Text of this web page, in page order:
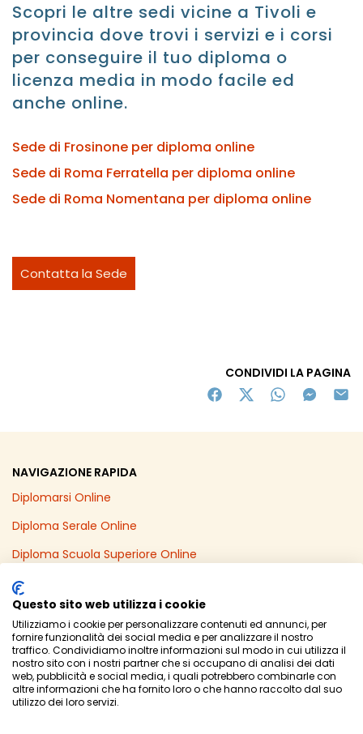
Scopri le altre sedi vicine a Tivoli e
provincia dove trovi i servizi e i corsi
per conseguire il tuo diploma o
licenza media in modo facile ed
anche online.
Sede di Frosinone per diploma online
Sede di Roma Ferratella per diploma online
Sede di Roma Nomentana per diploma online
Contatta la Sede
CONDIVIDI LA PAGINA
NAVIGAZIONE RAPIDA
Diplomarsi Online
Diploma Serale Online
Diploma Scuola Superiore Online
Recupero Anni Scolastici Online
Diploma Online in un Anno
Licenza Media Online
© Powered byArea MediaWeb
Questo sito web utilizza i cookie
Utilizziamo i cookie per personalizzare contenuti ed annunci, per
fornire funzionalità dei social media e per analizzare il nostro
traffico. Condividiamo inoltre informazioni sul modo in cui utilizza il
nostro sito con i nostri partner che si occupano di analisi dei dati
web, pubblicità e social media, i quali potrebbero combinarle con
altre informazioni che ha fornito loro o che hanno raccolto dal suo
utilizzo dei loro servizi.